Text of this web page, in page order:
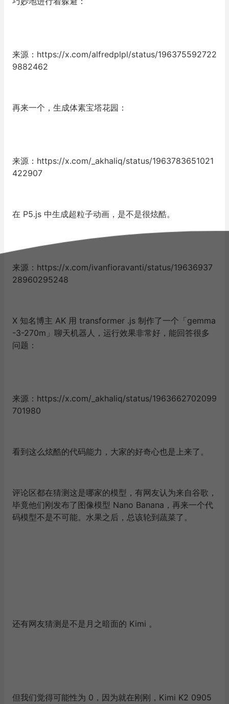
来源：https://x.com/alfredplpl/status/196375592722
9882462
再来一个，生成体素宝塔花园：
来源：https://x.com/_akhaliq/status/1963783651021
422907
在 P5.js 中生成超粒子动画，是不是很炫酷。
来源：https://x.com/ivanfioravanti/status/19636937
28960295248
X 知名博主 AK 用 transformer .js 制作了一个「gemma
-3-270m」聊天机器人，运行效果非常好，能回答很多
问题：
来源：https://x.com/_akhaliq/status/1963662702099
701980
看到这么炫酷的代码能力，大家的好奇心也是上来了。
评论区都在猜测这是哪家的模型，有网友认为来自谷歌，
毕竟他们刚发布了图像模型 Nano Banana，再来一个代
码模型不是不可能。水果之后，总该轮到蔬菜了。
还有网友猜测是不是月之暗面的 Kimi 。
但我们觉得可能性为 0，因为就在刚刚，Kimi K2 0905